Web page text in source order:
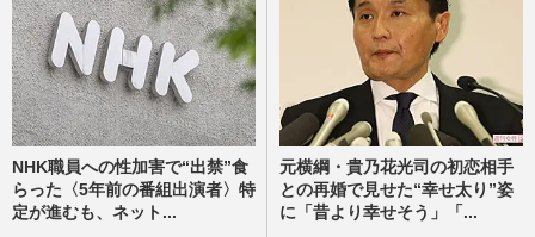
NHK職員への性加害で“出禁”食
らった〈5年前の番組出演者〉特
定が進むも、ネット...
元横綱・貴乃花光司の初恋相手
との再婚で見せた“幸せ太り”姿
に「昔より幸せそう」「...